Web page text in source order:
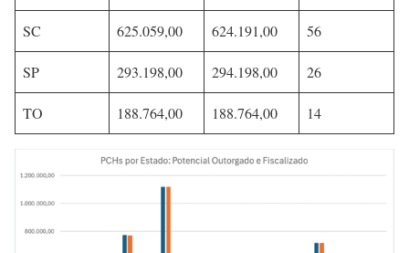
SC 625.059,00 624.191,00 56
SP 293.198,00 294.198,00 26
TO 188.764,00 188.764,00 14